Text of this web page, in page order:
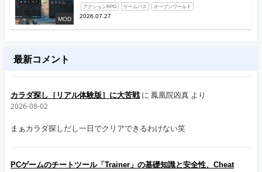
MOD
アクションRPG ゲームパス オープンワールド
2026.07.27
最新コメント
カラダ探し［リアル体験版］に大苦戦 に 鳳凰院凶真 より
2026-08-02
まぁカラダ探しだし一日でクリアできるわけない笑
PCゲームのチートツール「Trainer」の基礎知識と安全性、Cheat